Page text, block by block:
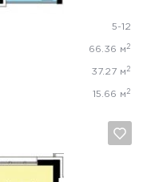
5-12
66.36 м 2
37.27 м 2
15.66 м 2